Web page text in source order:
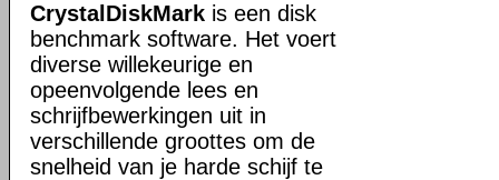
CrystalDiskMark is een disk
benchmark software. Het voert
diverse willekeurige en
opeenvolgende lees en
schrijfbewerkingen uit in
verschillende groottes om de
snelheid van je harde schijf te